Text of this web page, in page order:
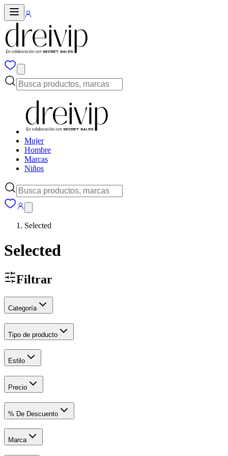
Mujer
Hombre
Marcas
Niños
Selected
Selected
Filtrar
Categoría
Tipo de producto
Estilo
Precio
% De Descuento
Marca